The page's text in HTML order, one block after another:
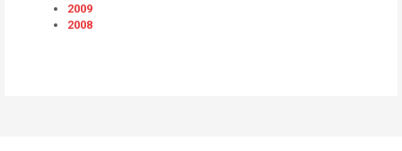
2009
2008